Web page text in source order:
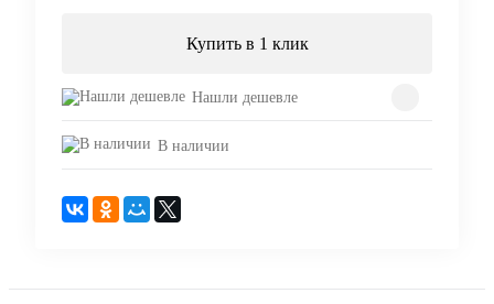
Купить в 1 клик
Нашли дешевле
В наличии